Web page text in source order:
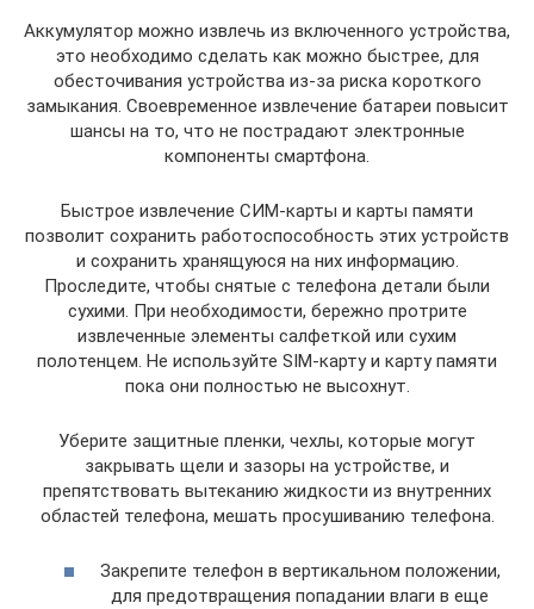
Аккумулятор можно извлечь из включенного устройства,
это необходимо сделать как можно быстрее, для
обесточивания устройства из-за риска короткого
замыкания. Своевременное извлечение батареи повысит
шансы на то, что не пострадают электронные
компоненты смартфона.
Быстрое извлечение СИМ-карты и карты памяти
позволит сохранить работоспособность этих устройств
и сохранить хранящуюся на них информацию.
Проследите, чтобы снятые с телефона детали были
сухими. При необходимости, бережно протрите
извлеченные элементы салфеткой или сухим
полотенцем. Не используйте SIM-карту и карту памяти
пока они полностью не высохнут.
Уберите защитные пленки, чехлы, которые могут
закрывать щели и зазоры на устройстве, и
препятствовать вытеканию жидкости из внутренних
областей телефона, мешать просушиванию телефона.
Закрепите телефон в вертикальном положении,
для предотвращения попадании влаги в еще